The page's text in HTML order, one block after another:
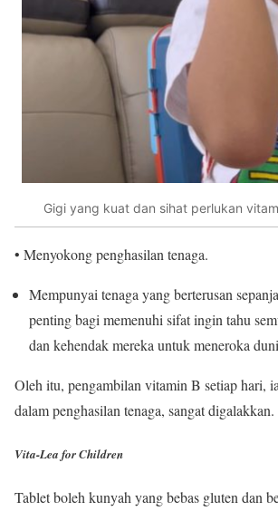
Gigi yang kuat dan sihat perlukan
• Menyokong penghasilan tenaga.
Mempunyai tenaga yang berterusan
penting bagi memenuhi sifat ingin tahu
dan kehendak mereka untuk meneroka
Oleh itu, pengambilan vitamin B setiap hari,
dalam penghasilan tenaga, sangat digalakkan.
Vita-Lea for Children
Tablet boleh kunyah yang bebas gluten dan